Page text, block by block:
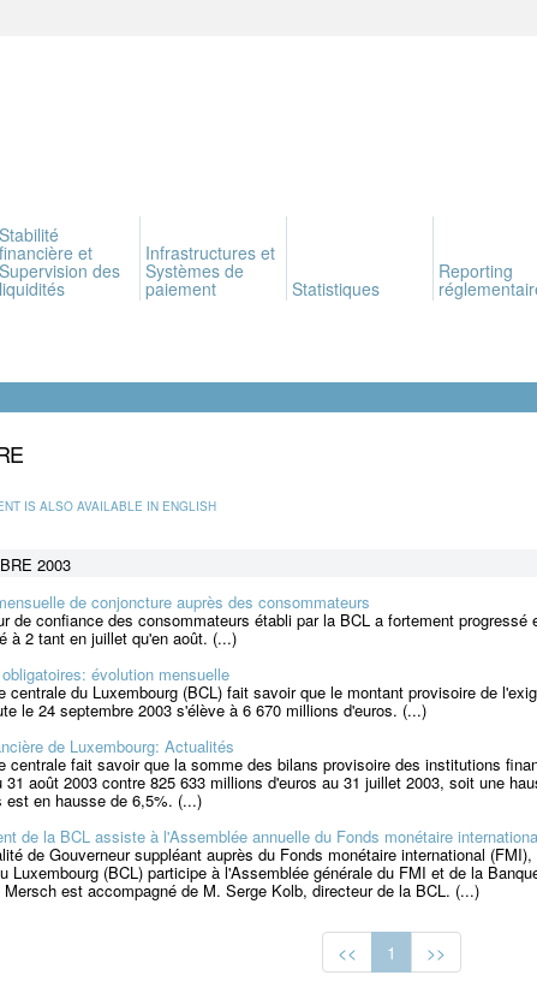
Stabilité
financière et
Supervision des
liquidités
Infrastructures et
Systèmes de
paiement Statistiques
Reporting
IS ALSO AVAILABLE IN ENGLISH
2003
de conjoncture auprès des consommateurs
de confiance des consommateurs établi par la BCL a fortement
à 2 tant en juillet qu'en août. (...)
évolution mensuelle
centrale du Luxembourg (BCL) fait savoir que le montant provisoire de
le 24 septembre 2003 s'élève à 6 670 millions d'euros. (...)
de Luxembourg: Actualités
centrale fait savoir que la somme des bilans provisoire des institutions
31 août 2003 contre 825 633 millions d'euros au 31 juillet 2003, soit une
est en hausse de 6,5%. (...)
de la BCL assiste à l'Assemblée annuelle du Fonds monétaire
de Gouverneur suppléant auprès du Fonds monétaire international
Luxembourg (BCL) participe à l'Assemblée générale du FMI et de la
est accompagné de M. Serge Kolb, directeur de la BCL. (...)
<< 1 >>